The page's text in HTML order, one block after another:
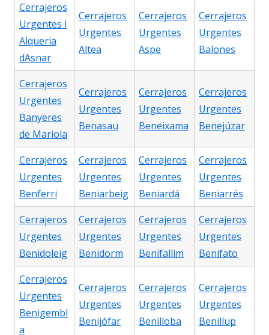
Cerrajeros
Urgentes l
Alqueria
dAsnar
Cerrajeros
Urgentes
Altea
Cerrajeros
Urgentes
Aspe
Cerrajeros
Urgentes
Balones
Cerrajeros
Urgentes
Banyeres
de Mariola
Cerrajeros
Urgentes
Benasau
Cerrajeros
Urgentes
Beneixama
Cerrajeros
Urgentes
Benejúzar
Cerrajeros
Urgentes
Benferri
Cerrajeros
Urgentes
Beniarbeig
Cerrajeros
Urgentes
Beniardá
Cerrajeros
Urgentes
Beniarrés
Cerrajeros
Urgentes
Benidoleig
Cerrajeros
Urgentes
Benidorm
Cerrajeros
Urgentes
Benifallim
Cerrajeros
Urgentes
Benifato
Cerrajeros
Urgentes
Benigembl
a
Cerrajeros
Urgentes
Benijófar
Cerrajeros
Urgentes
Benilloba
Cerrajeros
Urgentes
Benillup